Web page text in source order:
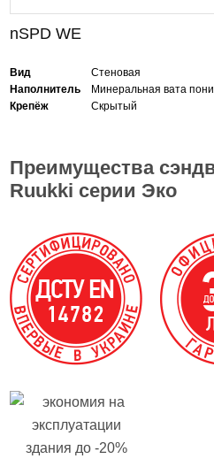
nSPD WE
Вид
Стеновая
Наполнитель
Минеральная вата
Крепёж
Скрытый
Преимущества
Ruukki серии Эко